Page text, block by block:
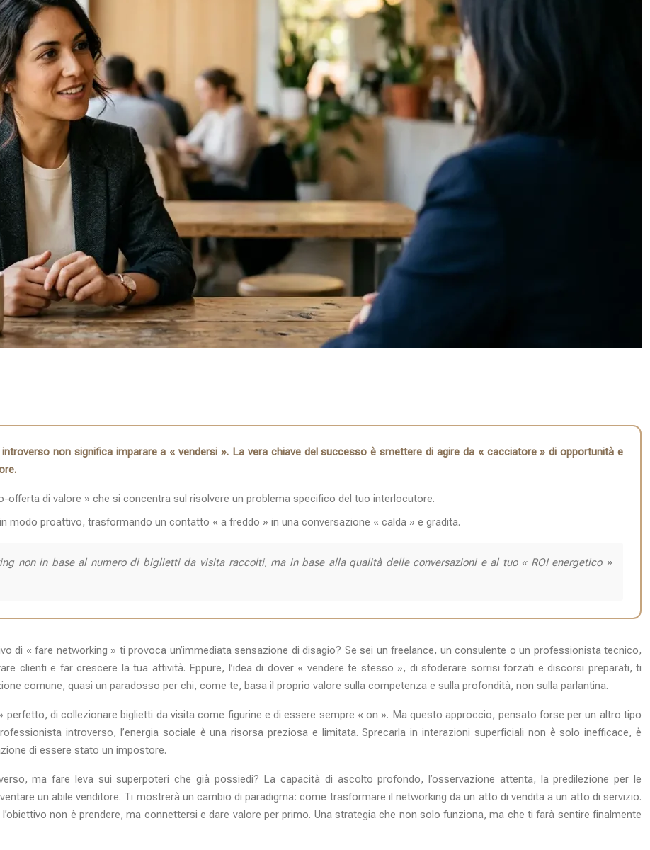
non significa imparare a « vendersi ». La vera chiave del successo è smettere di agire da « cacciatore » di opportunità e
di valore » che si concentra sul risolvere un problema specifico del tuo interlocutore.
modo proattivo, trasformando un contatto « a freddo » in una conversazione « calda » e gradita.
non in base al numero di biglietti da visita raccolti, ma in base alla qualità delle conversazioni e al tuo « ROI energetico »
di « fare networking » ti provoca un’immediata sensazione di disagio? Se sei un freelance, un consulente o un professionista tecnico,
clienti e far crescere la tua attività. Eppure, l’idea di dover « vendere te stesso », di sfoderare sorrisi forzati e discorsi preparati, ti
comune, quasi un paradosso per chi, come te, basa il proprio valore sulla competenza e sulla profondità, non sulla parlantina.
perfetto, di collezionare biglietti da visita come figurine e di essere sempre « on ». Ma questo approccio, pensato forse per un altro tipo
introverso, l’energia sociale è una risorsa preziosa e limitata. Sprecarla in interazioni superficiali non è solo inefficace, è
di essere stato un impostore.
ma fare leva sui superpoteri che già possiedi? La capacità di ascolto profondo, l’osservazione attenta, la predilezione per le
un abile venditore. Ti mostrerà un cambio di paradigma: come trasformare il networking da un atto di vendita a un atto di servizio.
non è prendere, ma connettersi e dare valore per primo. Una strategia che non solo funziona, ma che ti farà sentire finalmente